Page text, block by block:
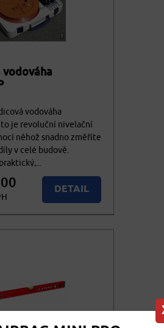
vodováha
vodováha
to je revoluční nivelační
něhož snadno změříte
v celé budově.
DETAIL
KOUPIT